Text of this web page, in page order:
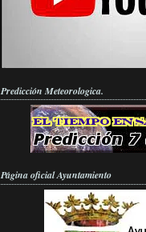
Predicción Meteorologica.
Página oficial Ayuntamiento